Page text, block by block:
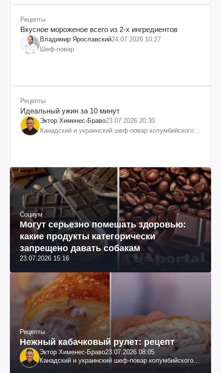
Рецепты
Вкусное мороженое всего из 2-х ингредиентов
Владимир Ярославский24.07.2026 10:27
Шеф-повар
Рецепты
Идеальный ужин за 10 минут
Эктор Хименес-Браво23.07.2026 20:30
Канадский и украинский шеф-повар колумбийского
Социум
Могут серьезно помешать здоровью:
какие продукты категорически
запрещено давать собакам
23.07.2026 15:16
Рецепты
Нежный кабачковый рулет: рецепт
Эктор Хименес-Браво23.07.2026 08:05
Канадский и украинский шеф-повар колумбийского